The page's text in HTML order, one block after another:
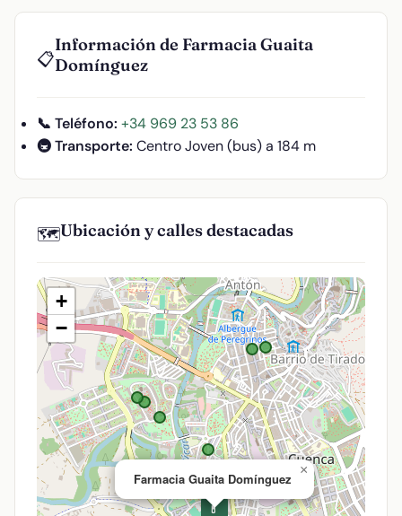
📋
Información de Farmacia Guaita
Domínguez
📞 Teléfono: +34 969 23 53 86
🚇 Transporte: Centro Joven (bus) a 184 m
🗺️Ubicación y calles destacadas
💊
Farmacia Guaita Domínguez
×
+
−